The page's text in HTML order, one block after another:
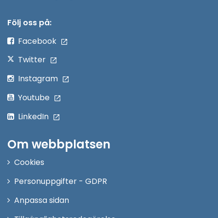
Följ oss på:
Facebook
Twitter
Instagram
Youtube
LinkedIn
Om webbplatsen
Cookies
Personuppgifter - GDPR
Anpassa sidan